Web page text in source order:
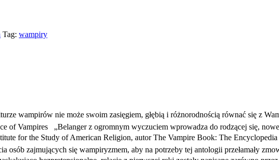
Tag: wampiry
wampirów nie może swoim zasięgiem, głębią i różnorodnością równać się z
of Vampires „Belanger z ogromnym wyczuciem wprowadza do rodzącej się,
for the Study of American Religion, autor The Vampire Book: The
osób zajmujących się wampiryzmem, aby na potrzeby tej antologii przełamały